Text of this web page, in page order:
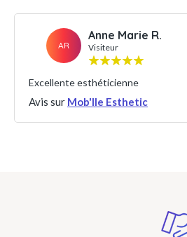
AR
Anne Marie R.
Visiteur
Excellente esthéticienne
Avis sur Mob'Ile Esthetic